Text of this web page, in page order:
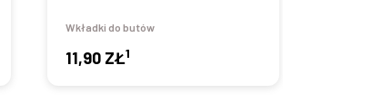
Wkładki do butów
11,90 ZŁ1